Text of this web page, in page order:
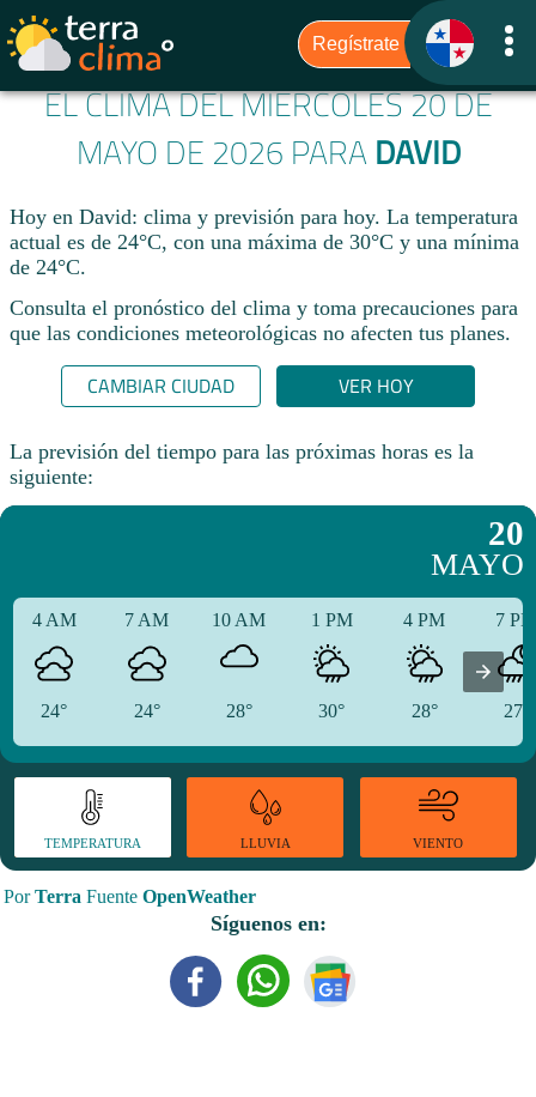
EL CLIMA DEL MIÉRCOLES 20 DE
MAYO DE 2026 PARA DAVID
Hoy en David: clima y previsión para hoy. La temperatura
actual es de 24°C, con una máxima de 30°C y una mínima
de 24°C.​
Consulta el pronóstico del clima y toma precauciones para
que las condiciones meteorológicas no afecten tus planes.​
CAMBIAR CIUDAD VER HOY
La previsión del tiempo para las próximas horas es la
siguiente:
20
MAYO
4 AM
24°
7 AM
24°
10 AM
28°
1 PM
30°
4 PM
28°
7
27°
TEMPERATURA LLUVIA VIENTO
PorTerra Fuente OpenWeather
Síguenos en: